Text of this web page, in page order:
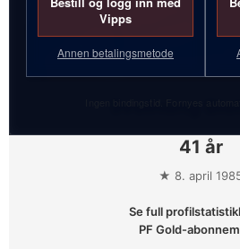
41 år
★ 8. april
Se full
PF Gold-
Vipps
Annen betalingsmetode